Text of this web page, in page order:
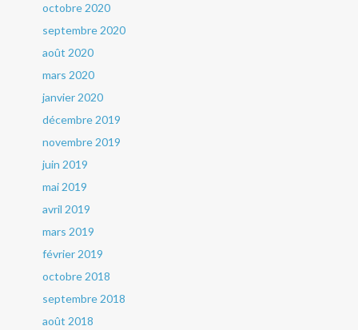
octobre 2020
septembre 2020
août 2020
mars 2020
janvier 2020
décembre 2019
novembre 2019
juin 2019
mai 2019
avril 2019
mars 2019
février 2019
octobre 2018
septembre 2018
août 2018